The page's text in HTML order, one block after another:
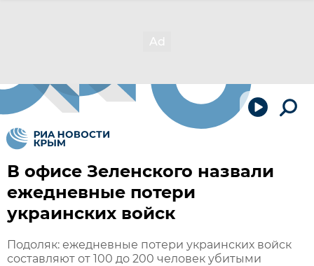
В офисе Зеленского назвали
ежедневные потери
украинских войск
Подоляк: ежедневные потери украинских войск
составляют от 100 до 200 человек убитыми